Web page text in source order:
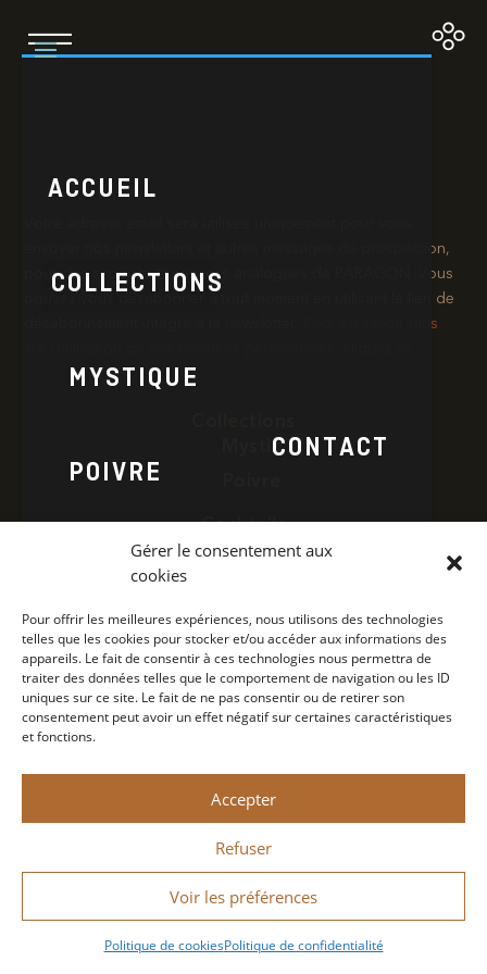
Gérer le consentement aux
cookies
Pour offrir les meilleures expériences, nous utilisons des technologies
telles que les cookies pour stocker et/ou accéder aux informations des
appareils. Le fait de consentir à ces technologies nous permettra de
traiter des données telles que le comportement de navigation ou les ID
uniques sur ce site. Le fait de ne pas consentir ou de retirer son
consentement peut avoir un effet négatif sur certaines caractéristiques
et fonctions.
Accepter
Refuser
Voir les préférences
Politique de cookiesPolitique de confidentialité
ACCUEIL
COLLECTIONS
MYSTIQUE
POIVRE
COCKTAILS
NOUS TROUVER
CONTACT
FR
EN
envoyer nos newsletters et autres messages de prospection,
pour des produits et services analogues de PARAGON. Vous
pouvez vous désabonner à tout moment en utilisant le lien de
Pour en savoir plus
Mystic
Cocktails
Nous trouver
Concept
Politique de confidentialité
Mention légale
Monin 2022 Tous droits réservés
A consommer avec modération.
Conçu parBastien Figuié